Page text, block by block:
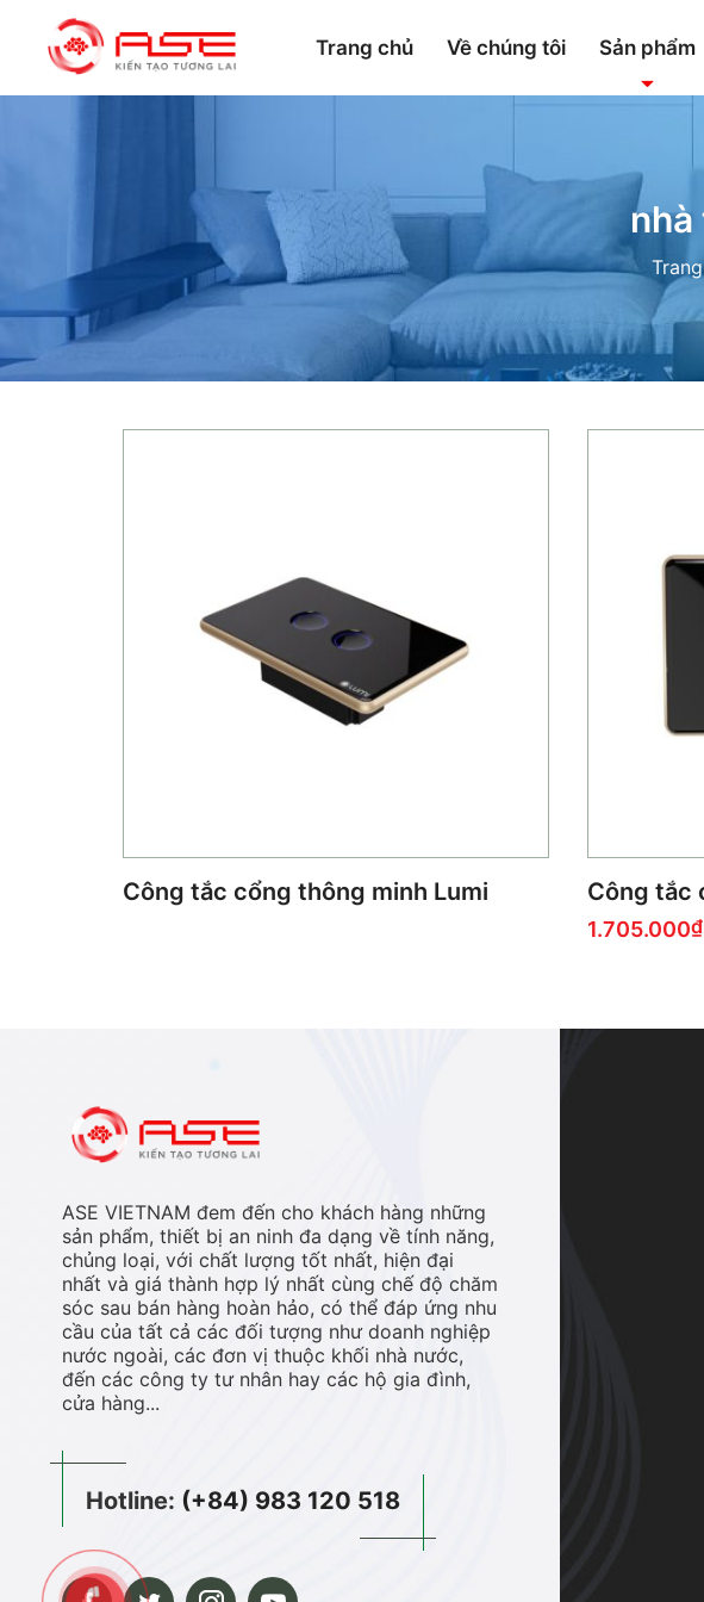
Trang chủ Về chúng tôi Sản phẩm
nhà
Công tắc cổng thông minh Lumi Công tắc
1.705.000
ASE VIETNAM đem đến cho khách hàng những
sản phẩm, thiết bị an ninh đa dạng về tính năng,
chủng loại, với chất lượng tốt nhất, hiện đại
nhất và giá thành hợp lý nhất cùng chế độ chăm
sóc sau bán hàng hoàn hảo, có thể đáp ứng nhu
cầu của tất cả các đối tượng như doanh nghiệp
nước ngoài, các đơn vị thuộc khối nhà nước,
đến các công ty tư nhân hay các hộ gia đình,
cửa hàng...
Hotline: (+84) 983 120 518